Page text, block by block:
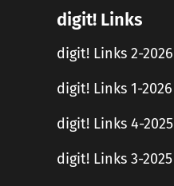
digit! Links
digit! Links 2-2026
digit! Links 1-2026
digit! Links 4-2025
digit! Links 3-2025